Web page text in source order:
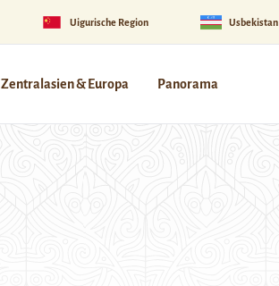
Uigurische Region Usbekistan
Zentralasien & Europa Panorama